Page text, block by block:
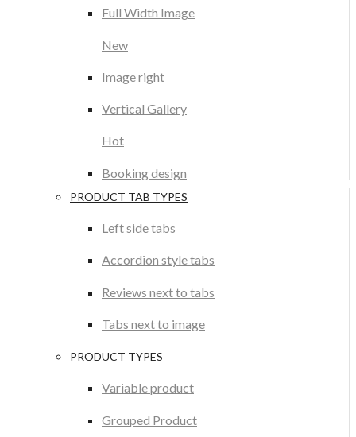
Full Width Image
New
Image right
Vertical Gallery
Hot
Booking design
PRODUCT TAB TYPES
Left side tabs
Accordion style tabs
Reviews next to tabs
Tabs next to image
PRODUCT TYPES
Variable product
Grouped Product